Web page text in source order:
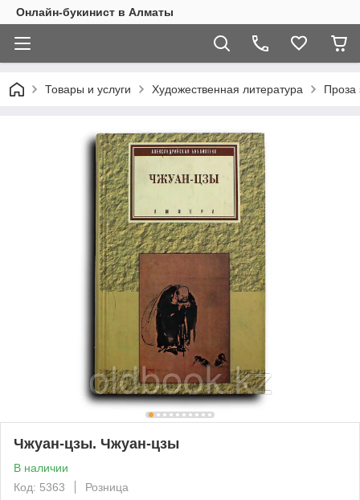
Онлайн-букинист в Алматы
Товары и услуги Художественная литература Проза
Чжуан-цзы. Чжуан-цзы
В наличии
Код: 5363
Розница